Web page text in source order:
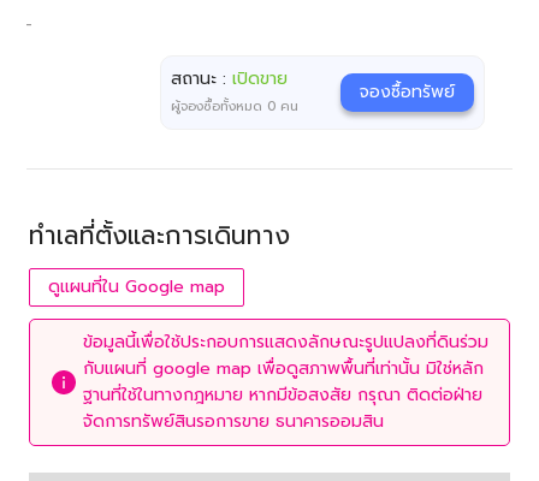
-
สถานะ :เปิดขาย
ผู้จองซื้อทั้งหมด 0 คน
จองซื้อทรัพย์
ทำเลที่ตั้งและการเดินทาง
ดูแผนที่ใน Google map
ข้อมูลนี้เพื่อใช้ประกอบการแสดงลักษณะรูปแปลงที่ดินร่วม
กับแผนที่ google map เพื่อดูสภาพพื้นที่เท่านั้น มิใช่หลัก
ฐานที่ใช้ในทางกฎหมาย หากมีข้อสงสัย กรุณา ติดต่อฝ่าย
จัดการทรัพย์สินรอการขาย ธนาคารออมสิน